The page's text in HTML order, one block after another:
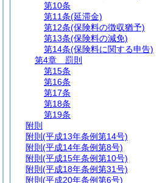
第10条
第11条(延滞金)
第12条(保険料の徴収猶予)
第13条(保険料の減免)
第14条(保険料に関する申告)
第4章
罰則
第15条
第16条
第17条
第18条
第19条
附則
附則 (平成13年条例第14号)
附則 (平成14年条例第8号)
附則 (平成15年条例第10号)
附則 (平成18年条例第31号)
附則 (平成20年条例第6号)